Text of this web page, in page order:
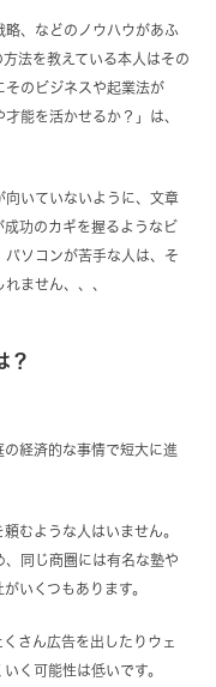
、などのノウハウがあふ
法を教えている本人はその
そのビジネスや起業法が
能を活かせるか？」は、
向いていないように、文章
功のカギを握るようなビ
ソコンが苦手な人は、そ
ません、、、
？
経済的な事情で短大に進
むような人はいません。
、同じ商圏には有名な塾や
いくつもあります。
さん広告を出したりウェ
く可能性は低いです。